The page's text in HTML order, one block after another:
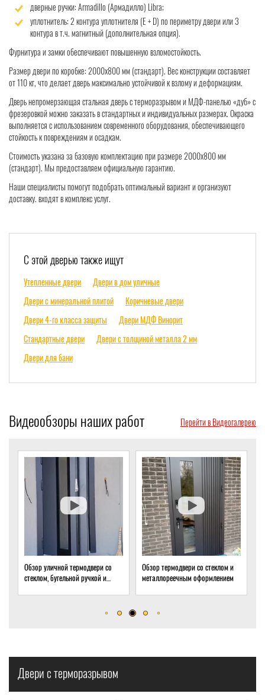
дверные ручки: Armadillo (Армадилло) Libra;
уплотнитель: 2 контура уплотнителя (Е + D) по периметру двери или 3
контура в т.ч. магнитный (дополнительная опция).
Фурнитура и замки обеспечивают повышенную взломостойкость.
Размер двери по коробке: 2000x800 мм (стандарт). Вес конструкции составляет
от 110 кг, что делает дверь максимально устойчивой к взлому и деформациям.
Дверь непромерзающая стальная дверь с терморазрывом и МДФ-панелью «дуб» с
фрезеровкой можно заказать в стандартных и индивидуальных размерах. Окраска
выполняется с использованием современного оборудования, обеспечивающего
стойкость к повреждениям и осадкам.
Стоимость указана за базовую комплектацию при размере 2000x800 мм
(стандарт). Мы предоставляем официальную гарантию.
Наши специалисты помогут подобрать оптимальный вариант и организуют
доставку. входят в комплекс услуг.
С этой дверью также ищут
Утепленные двери
Двери в дом уличные
Двери с минеральной плитой
Коричневые двери
Двери 4-го класса защиты
Двери МДФ Винорит
Стандартные двери
Двери с толщиной металла 2 мм
Двери для бани
Видеообзоры наших работ Перейти в Видеогалерею
Обзор термодвери со стеклом и
металлореечным оформлением
Обзор термодвери с ковкой и
стеклом для подвала частного
Двери с терморазрывом